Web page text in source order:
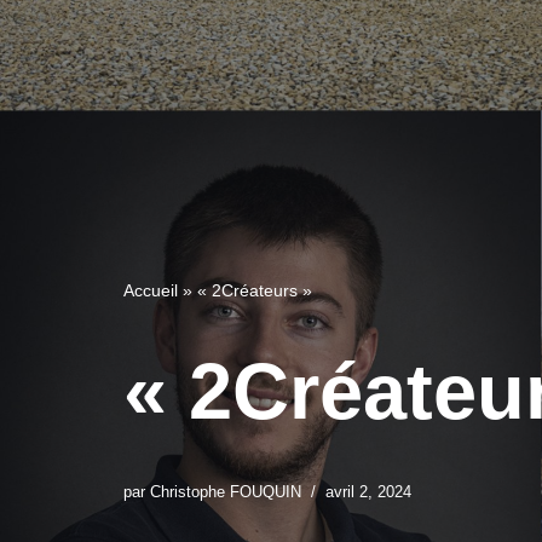
Accueil » « 2Créateurs »
«
par Christophe FOUQUIN avril 2, 2024